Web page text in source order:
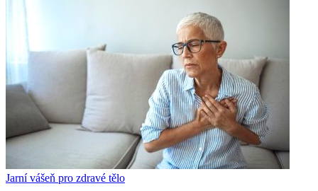
Jarní vášeň pro zdravé tělo